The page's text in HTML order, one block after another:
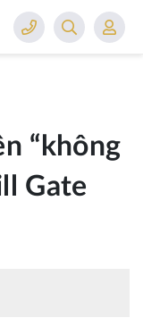
“không
Gate